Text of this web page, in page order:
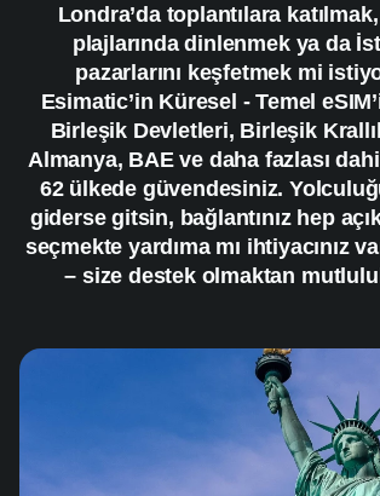
Londra’da toplantılara
plajlarında dinlenmek ya da
pazarlarını keşfetmek mi
Esimatic’in Küresel - Temel
Birleşik Devletleri, Birleşik
Almanya, BAE ve daha fazlası
62 ülkede güvendesiniz.
giderse gitsin, bağlantınız hep
seçmekte yardıma mı ihtiyacınız
– size destek olmaktan